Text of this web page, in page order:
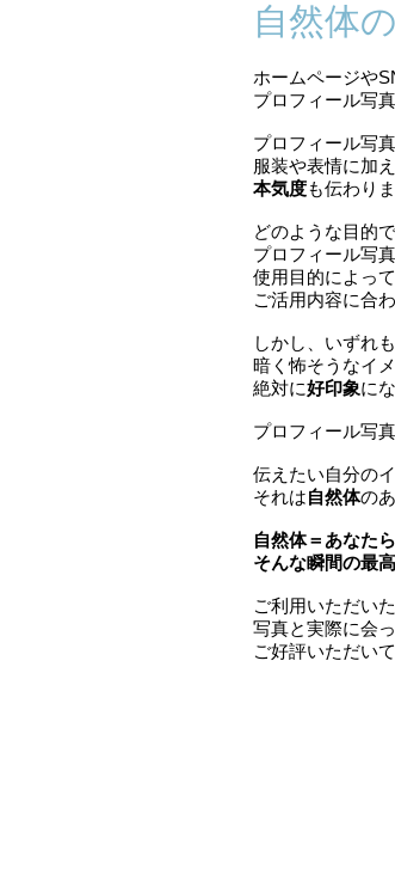
自然体
ホームページや
プロフィール写
プロフィール写真
服装や表情に加
本気度も伝わりま
どのような目的
プロフィール写
使用目的によっ
ご活用内容に合
しかし、いずれも
暗く怖そうなイ
絶対に好印象に
プロフィール写
伝えたい自分のイ
それは自然体の
自然体＝あなた
そんな瞬間の最
ご利用いただい
写真と実際に会
ご好評いただいて